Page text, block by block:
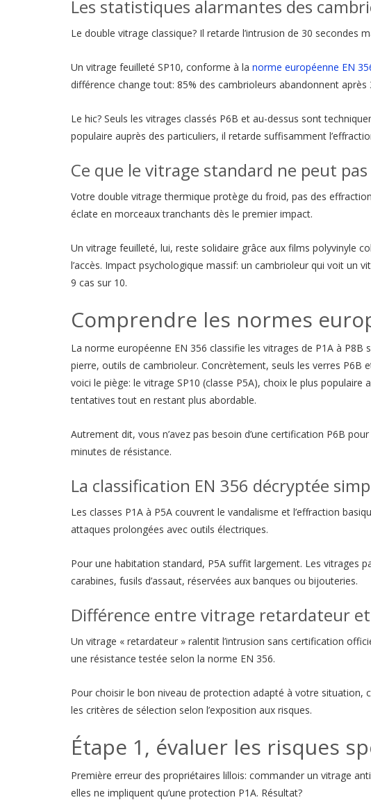
Les statistiques alarmantes des
Le double vitrage classique? Il retarde l’intrusion de 30 secondes
Un vitrage feuilleté SP10, conforme à la norme européenne EN
différence change tout: 85% des cambrioleurs abandonnent
Le hic? Seuls les vitrages classés P6B et au-dessus sont
populaire auprès des particuliers, il retarde suffisamment
Ce que le vitrage standard ne peut
Votre double vitrage thermique protège du froid, pas des
éclate en morceaux tranchants dès le premier impact.
Un vitrage feuilleté, lui, reste solidaire grâce aux films polyvinyle
l’accès. Impact psychologique massif: un cambrioleur qui voit un
9 cas sur 10.
Comprendre les normes
La norme européenne EN 356 classifie les vitrages de P1A à
pierre, outils de cambrioleur. Concrètement, seuls les verres P6B
voici le piège: le vitrage SP10 (classe P5A), choix le plus
tentatives tout en restant plus abordable.
Autrement dit, vous n’avez pas besoin d’une certification P6B
minutes de résistance.
La classification EN 356 décryptée
Les classes P1A à P5A couvrent le vandalisme et l’effraction
attaques prolongées avec outils électriques.
Pour une habitation standard, P5A suffit largement. Les vitrages
carabines, fusils d’assaut, réservées aux banques ou bijouteries.
Différence entre vitrage retardateur
Un vitrage « retardateur » ralentit l’intrusion sans certification
une résistance testée selon la norme EN 356.
Pour choisir le bon niveau de protection adapté à votre situation,
les critères de sélection selon l’exposition aux risques.
Étape 1, évaluer les risques
Première erreur des propriétaires lillois: commander un vitrage
elles ne impliquent qu’une protection P1A. Résultat?